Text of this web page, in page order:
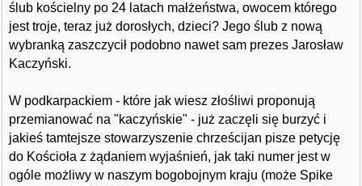
ślub kościelny po 24 latach małżeństwa, owocem którego
jest troje, teraz już dorosłych, dzieci? Jego ślub z nową
wybranką zaszczycił podobno nawet sam prezes Jarosław
Kaczyński.
W podkarpackiem - które jak wiesz złośliwi proponują
przemianować na "kaczyńskie" - już zaczęli się burzyć i
jakieś tamtejsze stowarzyszenie chrześcijan pisze petycję
do Kościoła z żądaniem wyjaśnień, jak taki numer jest w
ogóle możliwy w naszym bogobojnym kraju (może Spike